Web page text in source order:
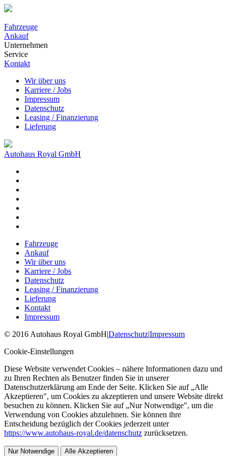
Fahrzeuge
Ankauf
Unternehmen
Service
Kontakt
Wir über uns
Karriere / Jobs
Impressum
Datenschutz
Leasing / Finanzierung
Lieferung
Autohaus Royal GmbH
Fahrzeuge
Ankauf
Wir über uns
Karriere / Jobs
Datenschutz
Leasing / Finanzierung
Lieferung
Kontakt
Impressum
© 2016 Autohaus Royal GmbH|Datenschutz|Impressum
Cookie-Einstellungen
Diese Website verwendet Cookies – nähere Informationen dazu und
zu Ihren Rechten als Benutzer finden Sie in unserer
Datenschutzerklärung am Ende der Seite. Klicken Sie auf „Alle
Akzeptieren", um Cookies zu akzeptieren und unsere Website direkt
besuchen zu können. Klicken Sie auf „Nur Notwendige", um die
Verwendung von Cookies abzulehnen. Sie können ihre
Entscheidung bezüglich der Cookies jederzeit unter
https://www.autohaus-royal.de/datenschutz zurücksetzen.
Nur Notwendige Alle Akzeptieren